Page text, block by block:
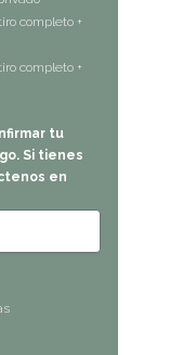
completo +
completo +
tu
Si tienes
en